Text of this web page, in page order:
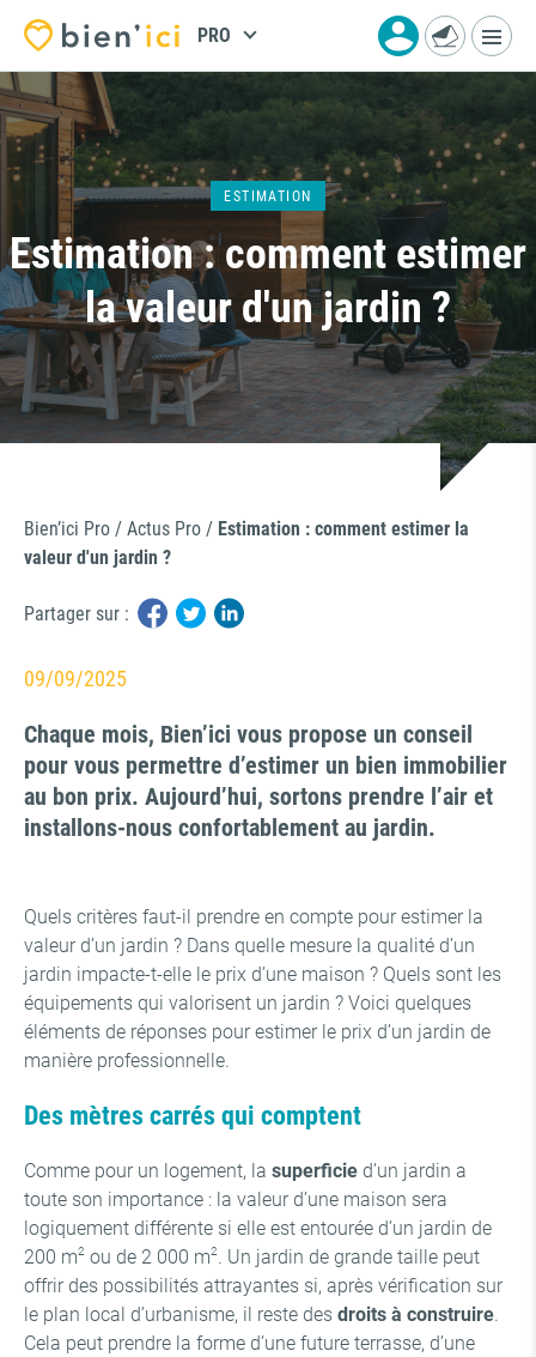
PRO
ESTIMATION
Estimation : comment estimer
la valeur d'un jardin ?
Bien’ici Pro / Actus Pro / Estimation : comment estimer la
valeur d'un jardin ?
Partager sur :
09/09/2025
Chaque mois, Bien’ici vous propose un conseil
pour vous permettre d’estimer un bien immobilier
au bon prix. Aujourd’hui, sortons prendre l’air et
installons-nous confortablement au jardin.
Quels critères faut-il prendre en compte pour estimer la
valeur d’un jardin ? Dans quelle mesure la qualité d’un
jardin impacte-t-elle le prix d’une maison ? Quels sont les
équipements qui valorisent un jardin ? Voici quelques
éléments de réponses pour estimer le prix d’un jardin de
manière professionnelle.
Des mètres carrés qui comptent
Comme pour un logement, la superficie d’un jardin a
toute son importance : la valeur d’une maison sera
logiquement différente si elle est entourée d’un jardin de
200 m2 ou de 2 000 m2. Un jardin de grande taille peut
offrir des possibilités attrayantes si, après vérification sur
le plan local d’urbanisme, il reste des droits à construire.
Cela peut prendre la forme d’une future terrasse, d’une